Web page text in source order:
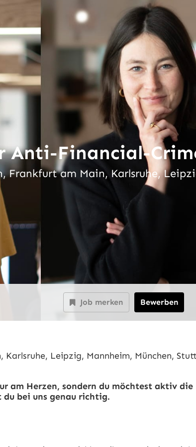
Anti-Financial-
Frankfurt am Main, Karlsruhe,
Job merken Bewerben
Karlsruhe, Leipzig, Mannheim, München,
am Herzen, sondern du möchtest aktiv
bei uns genau richtig.